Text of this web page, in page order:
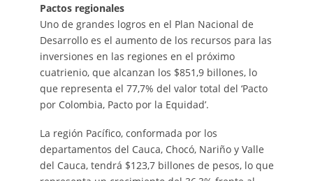
Pactos regionales
Uno de grandes logros en el Plan Nacional de
Desarrollo es el aumento de los recursos para las
inversiones en las regiones en el próximo
cuatrienio, que alcanzan los $851,9 billones, lo
que representa el 77,7% del valor total del ‘Pacto
por Colombia, Pacto por la Equidad’.
La región Pacífico, conformada por los
departamentos del Cauca, Chocó, Nariño y Valle
del Cauca, tendrá $123,7 billones de pesos, lo que